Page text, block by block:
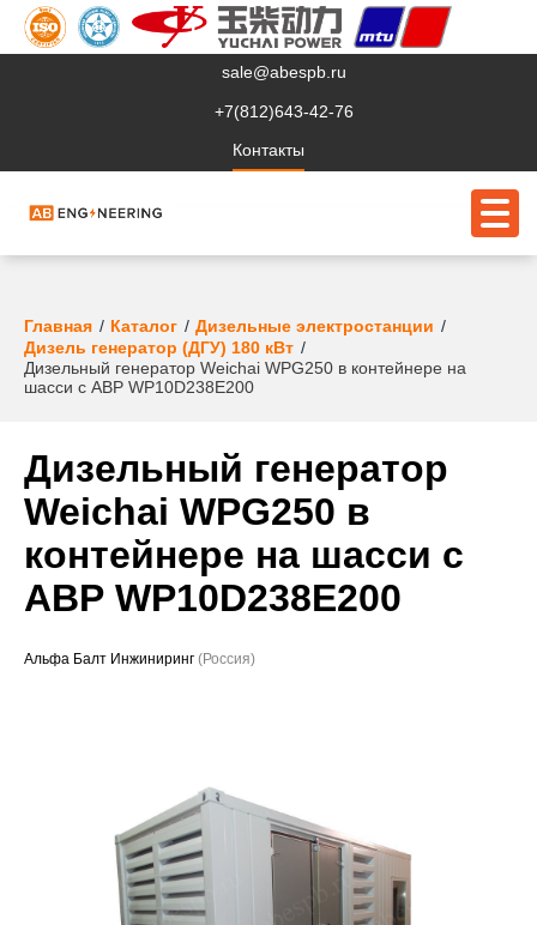
sale@abespb.ru
+7(812)643-42-76
Контакты
О компании
Клиентам
Сервис
Судовое ЭО
Проекты
Главная Каталог
Дизельные электростанции
Дизель генератор (ДГУ) 180 кВт
Дизельный генератор Weichai WPG250 в контейнере на
шасси с АВР WP10D238E200
Дизельный генератор
Weichai WPG250 в
контейнере на шасси с
АВР WP10D238E200
Альфа Балт Инжиниринг (Россия)